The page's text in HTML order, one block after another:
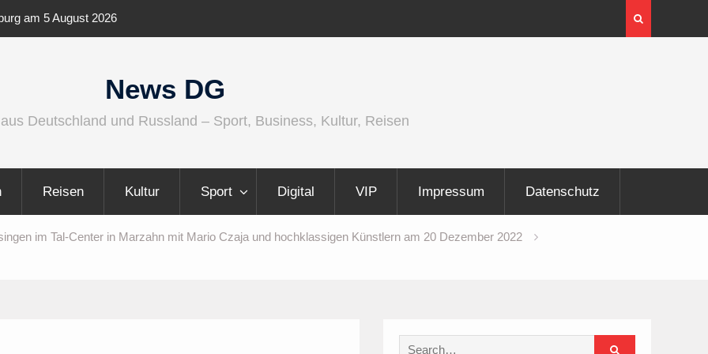
am 5 August 2026
vielfältiger
News DG
Deutschland und Russland – Sport, Business, Kultur, Reisen
Reisen Kultur Sport Digital VIP Impressum Datenschutz
im Tal-Center in Marzahn mit Mario Czaja und hochklassigen Künstlern am 20 Dezember 2022
Search